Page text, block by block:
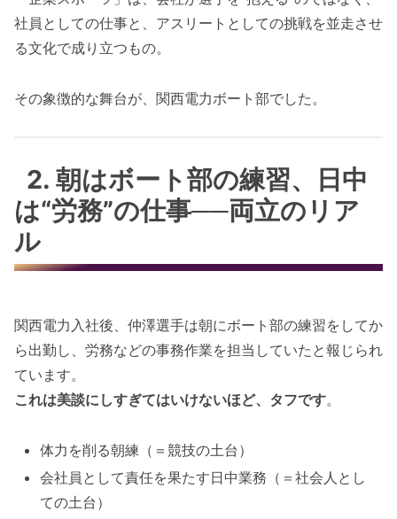
社員としての仕事と、アスリートとしての挑戦を並走させ
る文化で成り立つもの。
その象徴的な舞台が、関西電力ボート部でした。
2. 朝はボート部の練習、日中
は“労務”の仕事──両立のリア
ル
関西電力入社後、仲澤選手は朝にボート部の練習をしてか
ら出勤し、労務などの事務作業を担当していたと報じられ
ています。
これは美談にしすぎてはいけないほど、タフです。
体力を削る朝練（＝競技の土台）
会社員として責任を果たす日中業務（＝社会人とし
ての土台）